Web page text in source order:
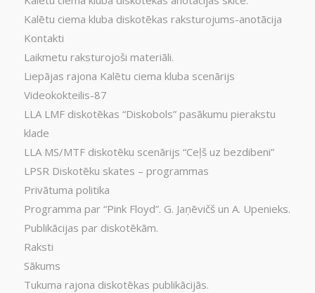
Kalētu ciema kluba diskotēkas raksturojums-anotācija
Kontakti
Laikmetu raksturojoši materiāli.
Liepājas rajona Kalētu ciema kluba scenārijs
Videokokteilis-87
LLA LMF diskotēkas “Diskobols” pasākumu pierakstu
klade
LLA MS/MTF diskotēku scenārijs “Ceļš uz bezdibeni”
LPSR Diskotēku skates – programmas
Privātuma politika
Programma par “Pink Floyd”. G. Jaņēvičš un A. Upenieks.
Publikācijas par diskotēkām.
Raksti
Sākums
Tukuma rajona diskotēkas publikācijās.